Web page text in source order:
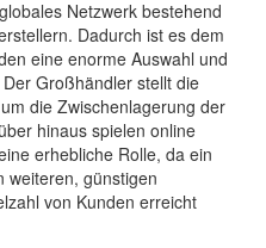
Netzwerk bestehend
Dadurch ist es dem
eine enorme Auswahl und
Großhändler stellt die
die Zwischenlagerung der
hinaus spielen online
erhebliche Rolle, da ein
weiteren, günstigen
von Kunden erreicht